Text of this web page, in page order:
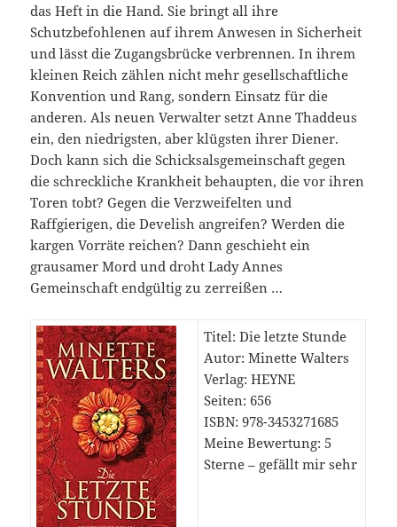
das Heft in die Hand. Sie bringt all ihre
Schutzbefohlenen auf ihrem Anwesen in Sicherheit
und lässt die Zugangsbrücke verbrennen. In ihrem
kleinen Reich zählen nicht mehr gesellschaftliche
Konvention und Rang, sondern Einsatz für die
anderen. Als neuen Verwalter setzt Anne Thaddeus
ein, den niedrigsten, aber klügsten ihrer Diener.
Doch kann sich die Schicksalsgemeinschaft gegen
die schreckliche Krankheit behaupten, die vor ihren
Toren tobt? Gegen die Verzweifelten und
Raffgierigen, die Develish angreifen? Werden die
kargen Vorräte reichen? Dann geschieht ein
grausamer Mord und droht Lady Annes
Gemeinschaft endgültig zu zerreißen …
Titel: Die letzte Stunde
Autor: Minette Walters
Verlag: HEYNE
Seiten: 656
ISBN: 978-3453271685
Meine Bewertung: 5
Sterne – gefällt mir sehr